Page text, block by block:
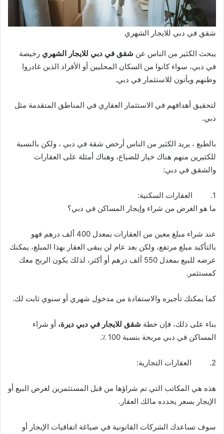
شقق في دبي للايجار الشهري
يبحث الكثير من الناس عن شقق في دبي للايجار الشهري رخيصة
في دبي، سواء كانوا من السكان المحليين أو الأفراد الذين غادروا
وطنهم ويأتون للاستثمار في دبي.
لتحقيق أهدافهم في الاستثمار العقاري في المناطق المتقدمة مثل
دبي.
بالطبع ، يريد الكثير من الناس أرخص شقة في دبي ، ولكن بالنسبة
للكثيرين منهم هناك خيار للضياع، وهناك أمثلة على العقارات
والشقق في دبي:
1. العقارات السكنية:
ما هو الغرض من شراء وإيجار المساكن في دبي؟
عند شراء مبلغ معين من العقارات بمعدل 400 ألف درهم فهو
بالتأكيد مبلغ مرتفع، ولكن بعد عام لن يبقى العقار بهذا المبلغ، يمكنك
عرضه للبيع بمعدل 550 ألف درهم أو أكثر، لذلك يكون الربح معك
كمستثمر.
كما يمكنك تأجيره والاستفادة من مدخول شهري أو سنوي ثابت لك.
بناء على ذلك، فإن خطة شقق للايجار في دبي ديرة، أو شراء
المساكن في دبي مربحة بنسبة 100 ٪.
2. العقارات التجارية:
هذه هي المكاتب التي تم شراؤها من قبل المستثمرين لغرض البيع أو
الإيجار بسعر يحدده مالك العقار.
سوف تساعدك الشركات القانونية في صياغة اتفاقيات الإيجار أو